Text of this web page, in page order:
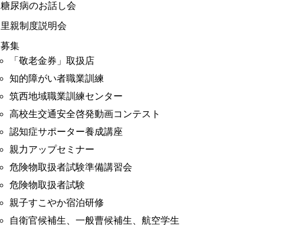
糖尿病のお話し会
里親制度説明会
募集
「敬老金券」取扱店
知的障がい者職業訓練
筑西地域職業訓練センター
高校生交通安全啓発動画コンテスト
認知症サポーター養成講座
親力アップセミナー
危険物取扱者試験準備講習会
危険物取扱者試験
親子すこやか宿泊研修
自衛官候補生、一般曹候補生、航空学生